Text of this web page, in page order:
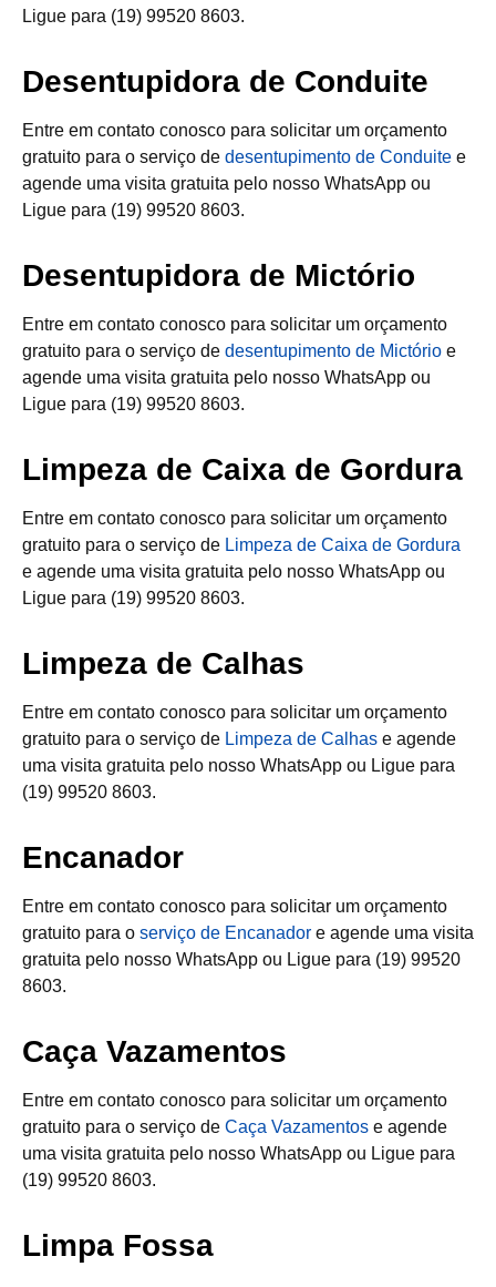
Ligue para (19) 99520 8603.
Desentupidora de Conduite
Entre em contato conosco para solicitar um orçamento
gratuito para o serviço de desentupimento de Conduite e
agende uma visita gratuita pelo nosso WhatsApp ou
Ligue para (19) 99520 8603.
Desentupidora de Mictório
Entre em contato conosco para solicitar um orçamento
gratuito para o serviço de desentupimento de Mictório e
agende uma visita gratuita pelo nosso WhatsApp ou
Ligue para (19) 99520 8603.
Limpeza de Caixa de Gordura
Entre em contato conosco para solicitar um orçamento
gratuito para o serviço de Limpeza de Caixa de Gordura
e agende uma visita gratuita pelo nosso WhatsApp ou
Ligue para (19) 99520 8603.
Limpeza de Calhas
Entre em contato conosco para solicitar um orçamento
gratuito para o serviço de Limpeza de Calhas e agende
uma visita gratuita pelo nosso WhatsApp ou Ligue para
(19) 99520 8603.
Encanador
Entre em contato conosco para solicitar um orçamento
gratuito para o serviço de Encanador e agende uma visita
gratuita pelo nosso WhatsApp ou Ligue para (19) 99520
8603.
Caça Vazamentos
Entre em contato conosco para solicitar um orçamento
gratuito para o serviço de Caça Vazamentos e agende
uma visita gratuita pelo nosso WhatsApp ou Ligue para
(19) 99520 8603.
Limpa Fossa